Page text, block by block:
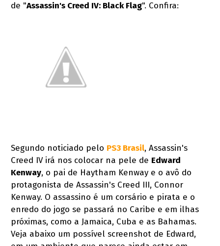
de "Assassin's Creed IV: Black Flag". Confira:
Segundo noticiado pelo PS3 Brasil, Assassin's
Creed IV irá nos colocar na pele de Edward
Kenway, o pai de Haytham Kenway e o avô do
protagonista de Assassin's Creed III, Connor
Kenway. O assassino é um corsário e pirata e o
enredo do jogo se passará no Caribe e em ilhas
próximas, como a Jamaica, Cuba e as Bahamas.
Veja abaixo um possível screenshot de Edward,